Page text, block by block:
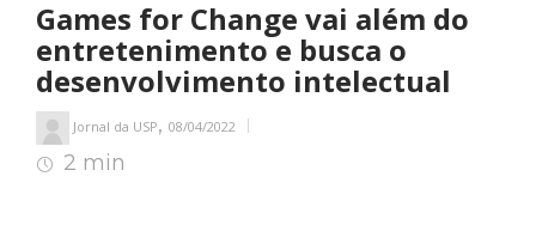
Games for Change vai além do
entretenimento e busca o
desenvolvimento intelectual
Jornal da USP, 08/04/2022
2 min